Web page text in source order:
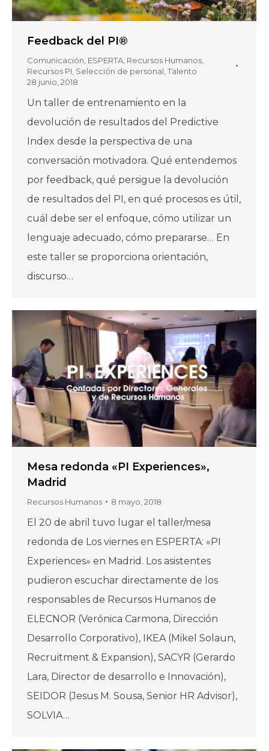
Feedback del PI®
Comunicación ESPERTA Recursos Humanos
Recursos PI Selección de personal Talento
28 junio, 2018
Un taller de entrenamiento en la
devolución de resultados del Predictive
Index desde la perspectiva de una
conversación motivadora. Qué entendemos
por feedback, qué persigue la devolución
de resultados del PI, en qué procesos es útil,
cuál debe ser el enfoque, cómo utilizar un
lenguaje adecuado, cómo prepararse… En
este taller se proporciona orientación,
discurso…
Mesa redonda «PI Experiences»,
Madrid
Recursos Humanos 8 mayo, 2018
El 20 de abril tuvo lugar el taller/mesa
redonda de Los viernes en ESPERTA: «PI
Experiences» en Madrid. Los asistentes
pudieron escuchar directamente de los
responsables de Recursos Humanos de
ELECNOR (Verónica Carmona, Dirección
Desarrollo Corporativo), IKEA (Mikel Solaun,
Recruitment & Expansion), SACYR (Gerardo
Lara, Director de desarrollo e Innovación),
SEIDOR (Jesus M. Sousa, Senior HR Advisor),
SOLVIA…